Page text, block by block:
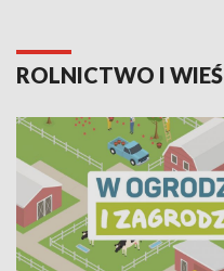
ROLNICTWO I WIEŚ